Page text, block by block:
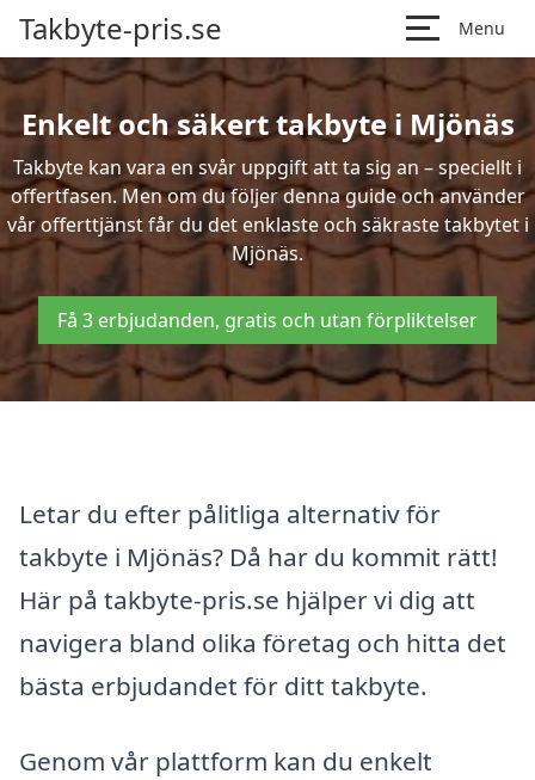
Takbyte-pris.se Menu
Enkelt och säkert takbyte i Mjönäs
Takbyte kan vara en svår uppgift att ta sig an – speciellt i
offertfasen. Men om du följer denna guide och använder
vår offerttjänst får du det enklaste och säkraste takbytet i
Mjönäs.
Få 3 erbjudanden, gratis och utan förpliktelser
Letar du efter pålitliga alternativ för
takbyte i Mjönäs? Då har du kommit rätt!
Här på takbyte-pris.se hjälper vi dig att
navigera bland olika företag och hitta det
bästa erbjudandet för ditt takbyte.
Genom vår plattform kan du enkelt